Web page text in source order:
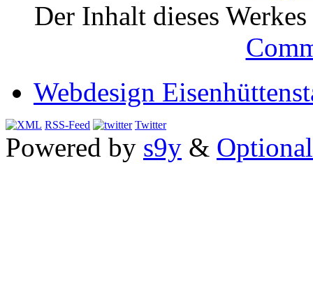
Der Inhalt dieses
Webdesign
RSS-Feed Twitter
Powered by s9y &